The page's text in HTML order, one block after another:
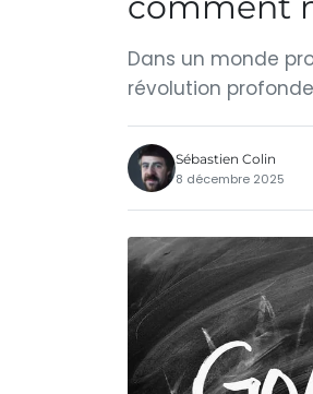
Dans un monde
révolution
Sébastien Colin
8 décembre 2025